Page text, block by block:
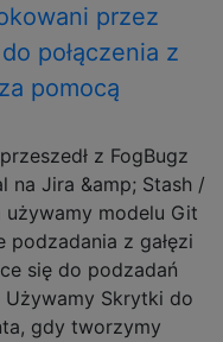
przez
połączenia z
pomocą
z FogBugz
na Jira &amp; Stash /
używamy modelu Git
podzadania z gałęzi
się do podzadań
Skrytki do
gdy tworzymy